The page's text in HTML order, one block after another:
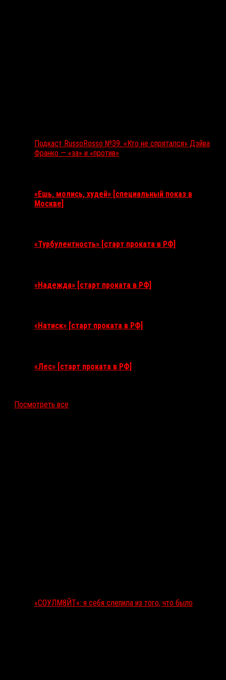
Подкаст RussoRosso №39: «Кто не спрятался» Дэйва
Франко — «за» и «против»
«Ешь, молись, худей» [специальный показ в
Москве]
«Турбулентность» [старт проката в РФ]
«Надежда» [старт проката в РФ]
«Натиск» [старт проката в РФ]
«Лес» [старт проката в РФ]
Посмотреть все
«СОУЛМ8ЙТ»: я себя слепила из того, что было